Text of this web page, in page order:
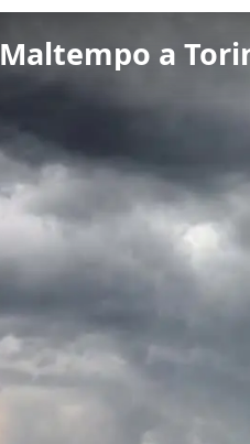
Maltempo a